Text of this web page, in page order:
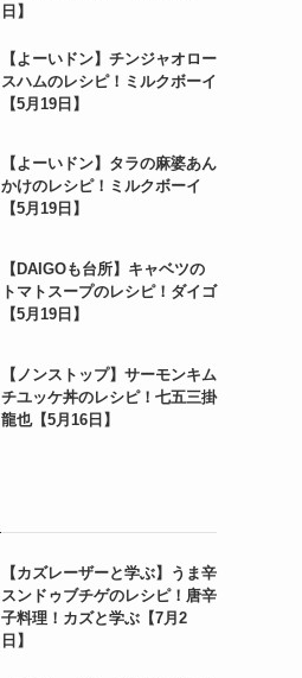
日】
【よーいドン】チンジャオロー
スハムのレシピ！ミルクボーイ
【5月19日】
【よーいドン】タラの麻婆あん
かけのレシピ！ミルクボーイ
【5月19日】
【DAIGOも台所】キャベツの
トマトスープのレシピ！ダイゴ
【5月19日】
【ノンストップ】サーモンキム
チユッケ丼のレシピ！七五三掛
龍也【5月16日】
【カズレーザーと学ぶ】うま辛
スンドゥブチゲのレシピ！唐辛
子料理！カズと学ぶ【7月2
日】